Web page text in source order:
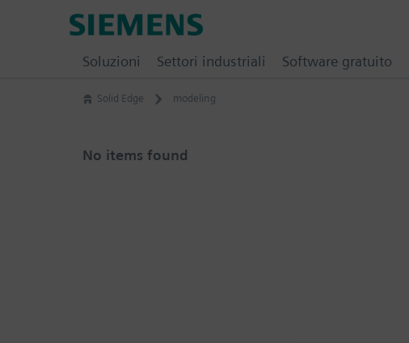
Solid Edge modeling
No items found
Soluzioni Settori industriali Software gratuito